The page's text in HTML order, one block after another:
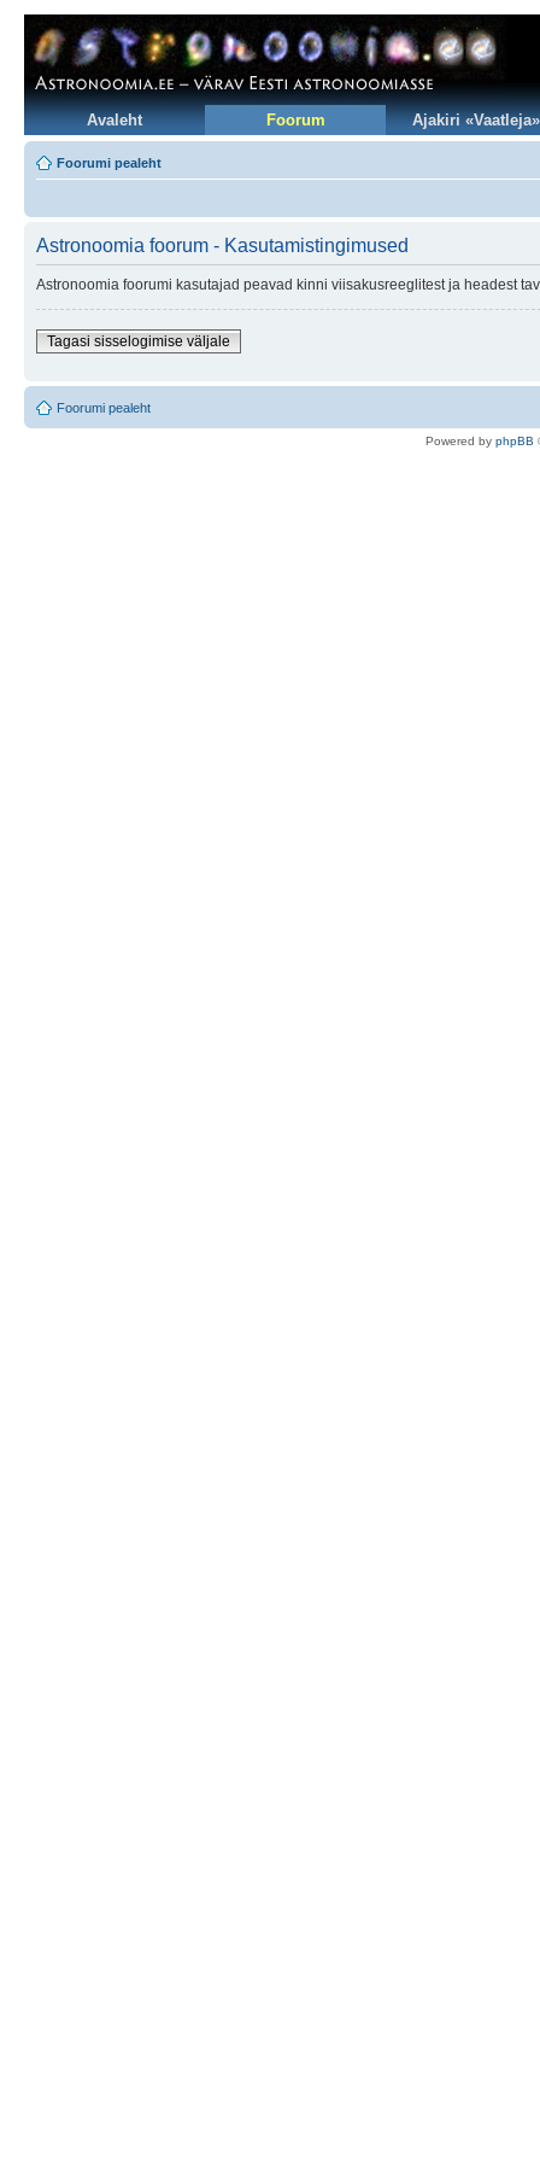
Avaleht Foorum Ajakiri «Vaatleja»
Foorumi pealeht
Astronoomia foorum - Kasutamistingimused
Astronoomia foorumi kasutajad peavad kinni viisakusreeglitest ja headest
Tagasi sisselogimise väljale
Foorumi pealeht
Powered by phpBB